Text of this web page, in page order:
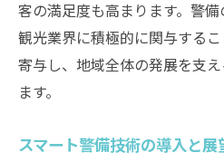
客の満足度も高まります。警
観光業界に積極的に関与する
寄与し、地域全体の発展を支
ます。
スマート警備技術の導入と展